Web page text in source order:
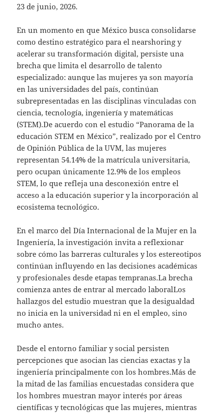
23 de junio, 2026.
En un momento en que México busca consolidarse
como destino estratégico para el nearshoring y
acelerar su transformación digital, persiste una
brecha que limita el desarrollo de talento
especializado: aunque las mujeres ya son mayoría
en las universidades del país, continúan
subrepresentadas en las disciplinas vinculadas con
ciencia, tecnología, ingeniería y matemáticas
(STEM).De acuerdo con el estudio “Panorama de la
educación STEM en México”, realizado por el Centro
de Opinión Pública de la UVM, las mujeres
representan 54.14% de la matrícula universitaria,
pero ocupan únicamente 12.9% de los empleos
STEM, lo que refleja una desconexión entre el
acceso a la educación superior y la incorporación al
ecosistema tecnológico.
En el marco del Día Internacional de la Mujer en la
Ingeniería, la investigación invita a reflexionar
sobre cómo las barreras culturales y los estereotipos
continúan influyendo en las decisiones académicas
y profesionales desde etapas tempranas.La brecha
comienza antes de entrar al mercado laboralLos
hallazgos del estudio muestran que la desigualdad
no inicia en la universidad ni en el empleo, sino
mucho antes.
Desde el entorno familiar y social persisten
percepciones que asocian las ciencias exactas y la
ingeniería principalmente con los hombres.Más de
la mitad de las familias encuestadas considera que
los hombres muestran mayor interés por áreas
científicas y tecnológicas que las mujeres, mientras